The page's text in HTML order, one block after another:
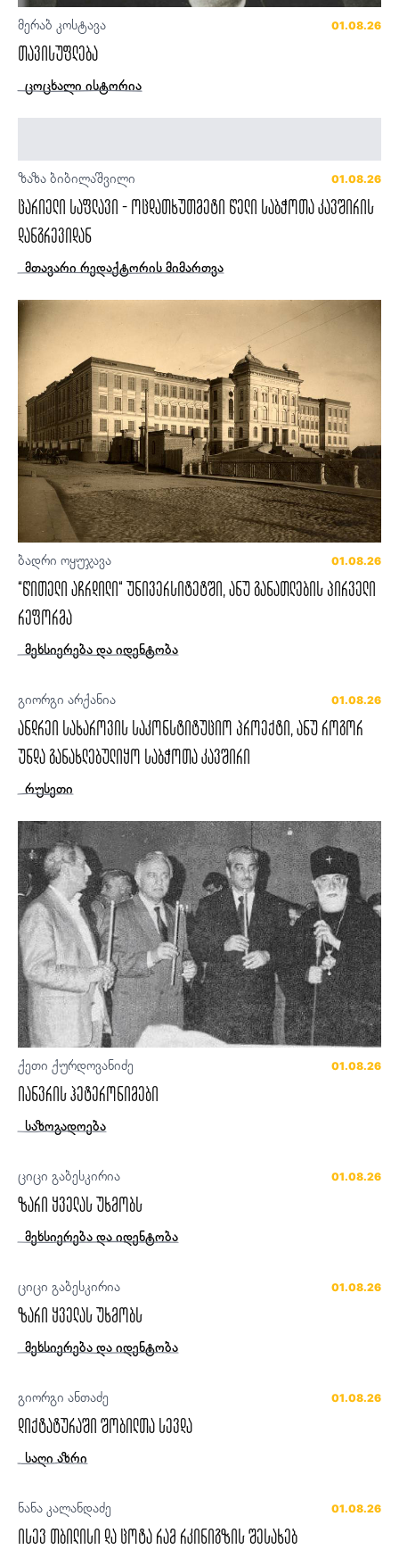
მერაბ კოსტავა 01.08.26
თავისუფლება
ცოცხალი ისტორია
ზაზა ბიბილაშვილი 01.08.26
ცარიელი საფლავი - ოცდათხუთმეტი წელი საბჭოთა კავშირის
დანგრევიდან
მთავარი რედაქტორის მიმართვა
ბადრი ოყუჯავა 01.08.26
“წითელი აჩრდილი“ უნივერსიტეტში, ანუ განათლების პირველი
რეფორმა
მეხსიერება და იდენტობა
გიორგი არქანია 01.08.26
ანდრეი სახაროვის საკონსტიტუციო პროექტი, ანუ როგორ
უნდა განახლებულიყო საბჭოთა კავშირი
რუსეთი
ქეთი ქურდოვანიძე 01.08.26
იანვრის ჰეტერონიმები
საზოგადოება
ციცი გაბესკირია 01.08.26
ზარი ყველას უხმობს
მეხსიერება და იდენტობა
ციცი გაბესკირია 01.08.26
ზარი ყველას უხმობს
მეხსიერება და იდენტობა
გიორგი ანთაძე 01.08.26
დიქტატურაში შობილთა სევდა
საღი აზრი
ნანა კალანდაძე 01.08.26
ისევ თბილისი და ცოტა რამ რკინიგზის შესახებ